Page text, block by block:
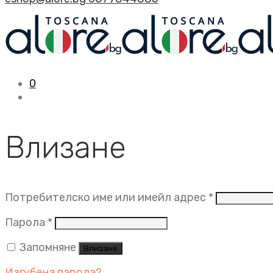
0
Влизане
Потребителско име или имейл адрес *
Парола * Задължително
Запомняне
Влизане